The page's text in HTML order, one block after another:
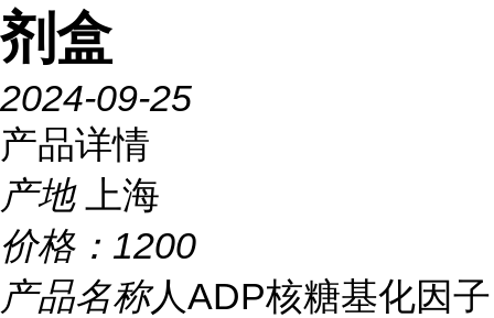
剂盒
2024-09-25
产品详情
产地
上海
价格： 1200
产品名称人ADP核糖基化因子